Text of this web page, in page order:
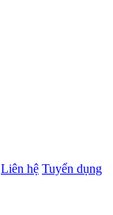
Liên hệ Tuyển dụng